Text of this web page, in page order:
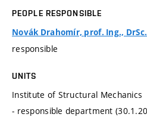
PEOPLE RESPONSIBLE
Novák Drahomír, prof. Ing., DrSc.
responsible
UNITS
Institute of Structural Mechanics
- responsible department